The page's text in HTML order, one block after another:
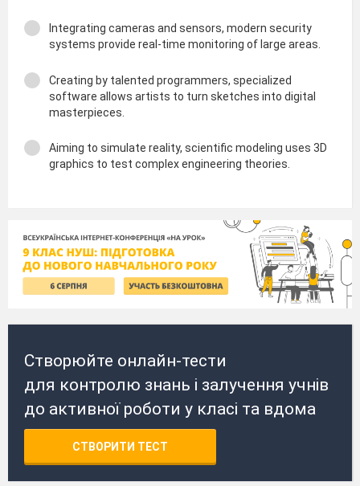
Integrating cameras and sensors, modern security
systems provide real-time monitoring of large areas.
Creating by talented programmers, specialized
software allows artists to turn sketches into digital
masterpieces.
Aiming to simulate reality, scientific modeling uses 3D
graphics to test complex engineering theories.
Створюйте онлайн-тести
для контролю знань і залучення учнів
до активної роботи у класі та вдома
СТВОРИТИ ТЕСТ